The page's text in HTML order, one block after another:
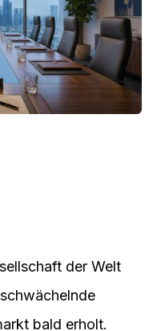
der Welt
bald erholt.